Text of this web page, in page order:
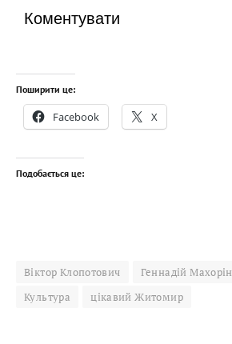
Коментувати
Поширити це:
Facebook X
Подобається це:
Віктор Клопотович Геннадій Махорін
Культура
цікавий Житомир